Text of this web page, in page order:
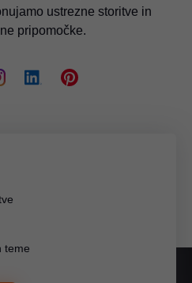
ustrezne storitve in
pripomočke.
teme